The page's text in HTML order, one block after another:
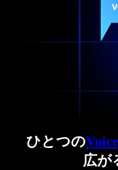
ひとつの
広が